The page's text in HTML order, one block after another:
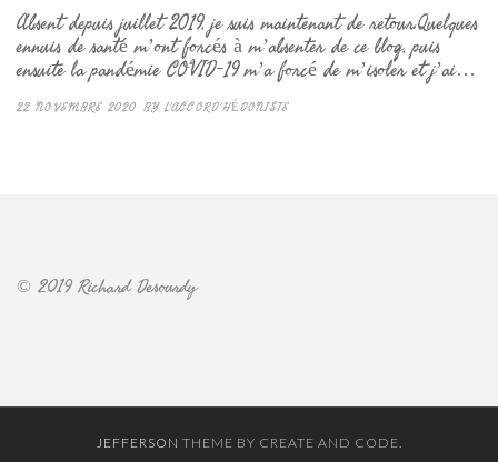
Absent depuis juillet 2019, je suis maintenant de retour.Quelques
ennuis de santé m’ont forcés à m’absenter de ce blog, puis
ensuite la pandémie COVID-19 m’a forcé de m’isoler et j’ai…
22 NOVEMBRE 2020 BYL'ACCORD'HÉDONISTE
© 2019 Richard Desourdy
JEFFERSON THEME BY CREATE AND CODE.